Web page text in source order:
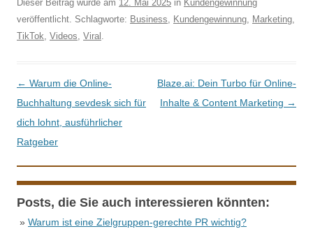
Dieser Beitrag wurde am 12. Mai 2025 in Kundengewinnung
veröffentlicht. Schlagworte: Business, Kundengewinnung, Marketing,
TikTok, Videos, Viral .
Beitrags-Navigation
← Warum die Online-
Buchhaltung sevdesk sich für
dich lohnt, ausführlicher
Ratgeber
Blaze.ai: Dein Turbo für Online-
Inhalte & Content Marketing →
Posts, die Sie auch interessieren könnten:
» Warum ist eine Zielgruppen-gerechte PR wichtig?